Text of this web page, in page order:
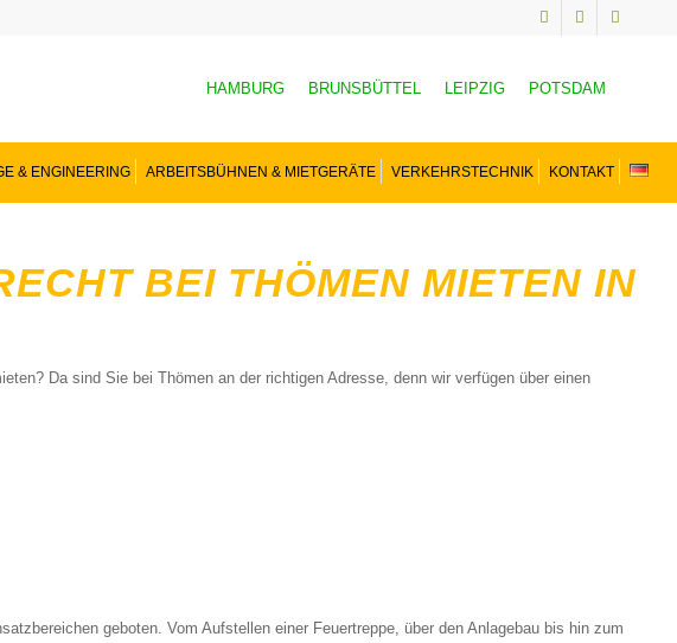
HAMBURG BRUNSBÜTTEL LEIPZIG POTSDAM
& ENGINEERING ARBEITSBÜHNEN & MIETGERÄTE VERKEHRSTECHNIK KONTAKT
BEI THÖMEN MIETEN IN
Da sind Sie bei Thömen an der richtigen Adresse, denn wir verfügen über einen
geboten. Vom Aufstellen einer Feuertreppe, über den Anlagebau bis hin zum